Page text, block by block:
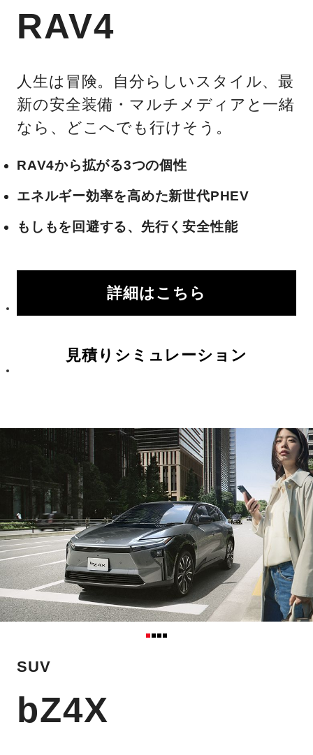
RAV4
人生は冒険。自分らしいスタイル、最
新の安全装備・マルチメディアと一緒
なら、どこへでも行けそう。
RAV4から拡がる3つの個性
エネルギー効率を高めた新世代PHEV
もしもを回避する、先行く安全性能
詳細はこちら
見積りシミュレーション
SUV
bZ4X